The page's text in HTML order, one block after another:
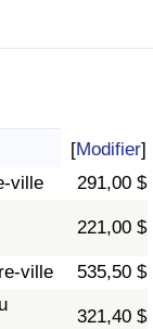
[Modifier]
ville
291,00 $
221,00 $
ville
535,50 $
321,40 $